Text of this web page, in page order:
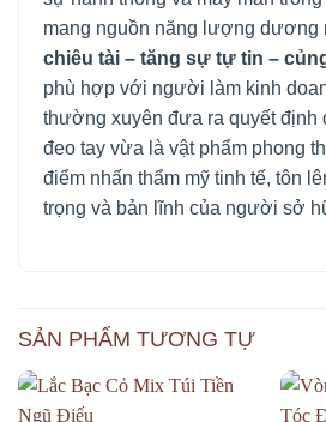
mang nguồn năng lượng dương
chiêu tài – tăng sự tự tin –
phù hợp với người làm kinh
thường xuyên đưa ra quyết định
đeo tay vừa là vật phẩm phong
điểm nhấn thẩm mỹ tinh tế, tôn
trọng và bản lĩnh của người sở
SẢN PHẨM TƯƠNG TỰ